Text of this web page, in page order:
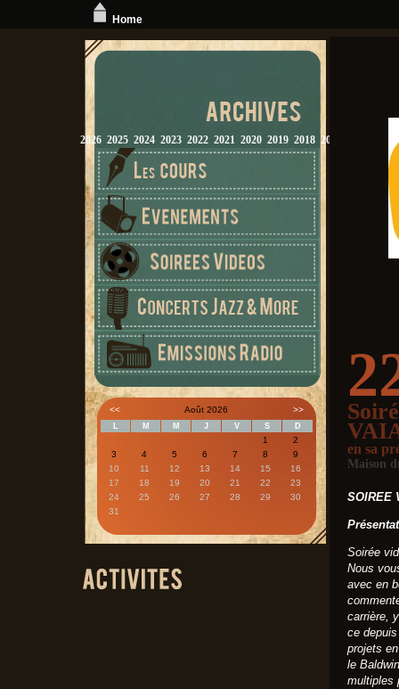
2026 2025 2024 2023 2022 2021 2020 2019 2018 2017
<< Août 2026 >>
L M M J V S D
1
2
3
4 5 6 7 8
9
10
11 12 13 14 15
16
17
18 19 20 21 22
23
24
25 26 27 28 29
30
31
en sa
Maison
SOIREE
Soirée
Nous
avec en
carrière,
ce
projets
le
multiples
Home